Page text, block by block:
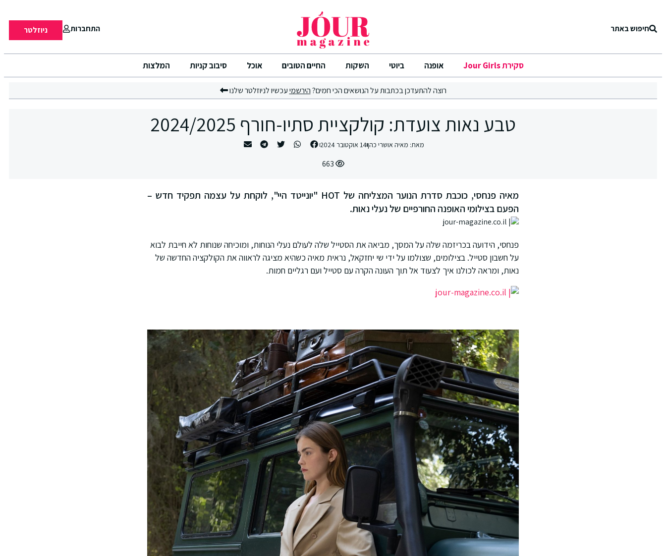
חיפוש באתר התחברות ניוזלטר
סקירת Jour Girls אופנה ביוטי השקות החיים הטובים אוכל סיבוב קניות המלצות
רוצה להתעדכן בכתבות על הנושאים הכי חמים?הירשמיעכשיו לניוזלטר שלנו
טבע נאות צועדת: קולקציית סתיו-חורף 2024/2025
מאת: מאיה אושרי כהן14 אוקטובר 2024
מאיה פנחסי, כוכבת סדרת הנוער המצליחה של HOT "יונייטד היי", לוקחת על עצמה תפקיד חדש –
הפעם בצילומי האופנה החורפיים של נעלי נאות.
פנחסי, הידועה בכריזמה שלה על המסך, מביאה את הסטייל שלה לעולם נעלי הנוחות, ומוכיחה שנוחות לא חייבת לבוא
על חשבון סטייל. בצילומים, שצולמו על ידי שי יחזקאל, נראית מאיה כשהיא מציגה לראווה את הקולקציה החדשה של
נאות, ומראה לכולנו איך לצעוד אל תוך העונה הקרה עם סטייל ועם רגליים חמות.